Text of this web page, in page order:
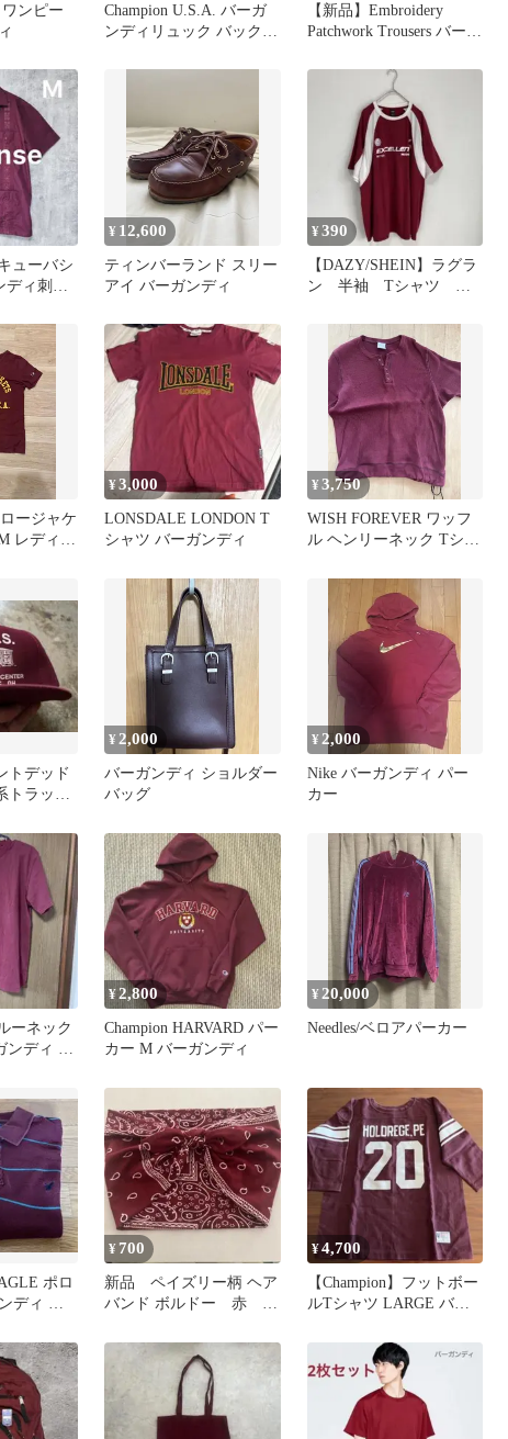
ンピー
Champion U.S.A. バーガ
ンディリュック バックパ
【新品】Embroidery
Patchwork Trousers バーガ
ューバシ
ィ刺繍
¥ 12,600
ティンバーランド スリー
アイ バーガンディ
¥390
【DAZY/SHEIN】ラグラ
ン 半袖 Tシャツ バ
ラー
ージャケ
レディー
¥3,000
LONSDALE LONDON T
シャツ バーガンディ
¥3,750
WISH FOREVER ワッフ
ル ヘンリーネック Tシャ
トデッド
トラッカ
¥2,000
バーガンディ ショルダー
バッグ
¥2,000
Nike バーガンディ パー
カー
ーネック
ンディ M
¥2,800
Champion HARVARD パー
カー M バーガンディ
¥20,000
Needles/ベロアパーカー
ポロ
ディ ボ
¥ 700
新品 ペイズリー柄 ヘア
バンド ボルドー 赤 匿
¥4,700
【Champion】フットボー
ルTシャツ LARGE バー